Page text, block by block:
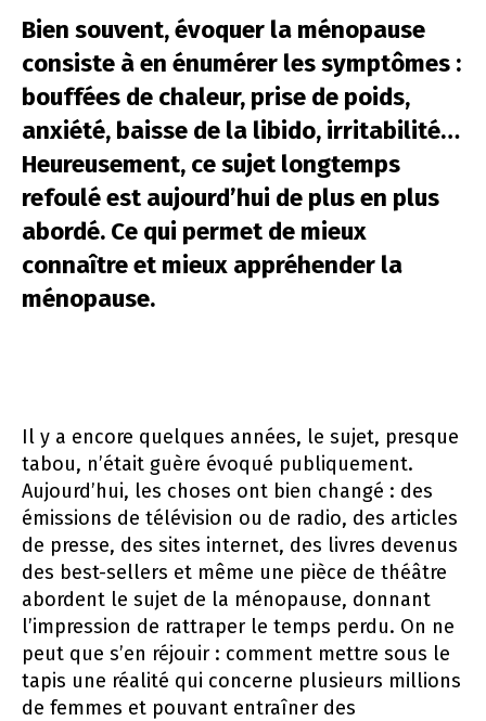
Mon contrat d’assurance
Glossaire de l’assurance
Le fil santé
Les fiches
Les Rendez-vous de la santé
Bien souvent, évoquer la ménopause
consiste à en énumérer les symptômes :
bouffées de chaleur, prise de poids,
anxiété, baisse de la libido, irritabilité…
Heureusement, ce sujet longtemps
refoulé est aujourd’hui de plus en plus
abordé. Ce qui permet de mieux
connaître et mieux appréhender la
ménopause.
Il y a encore quelques années, le sujet, presque
tabou, n’était guère évoqué publiquement.
Aujourd’hui, les choses ont bien changé : des
émissions de télévision ou de radio, des articles
de presse, des sites internet, des livres devenus
des best-sellers et même une pièce de théâtre
abordent le sujet de la ménopause, donnant
l’impression de rattraper le temps perdu. On ne
peut que s’en réjouir : comment mettre sous le
tapis une réalité qui concerne plusieurs millions
de femmes et pouvant entraîner des